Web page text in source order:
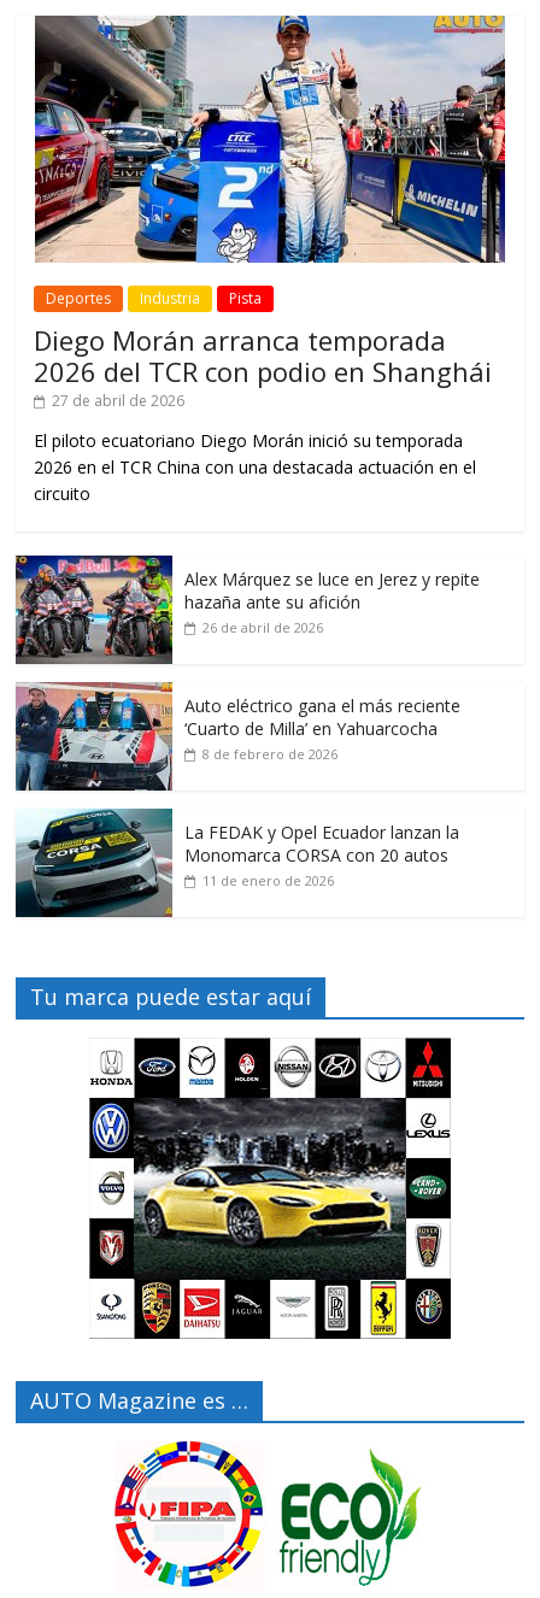
Deportes Industria Pista
Diego Morán arranca temporada
2026 del TCR con podio en Shanghái
27 de abril de 2026
El piloto ecuatoriano Diego Morán inició su temporada
2026 en el TCR China con una destacada actuación en el
circuito
Alex Márquez se luce en Jerez y repite
hazaña ante su afición
26 de abril de 2026
Auto eléctrico gana el más reciente
‘Cuarto de Milla’ en Yahuarcocha
8 de febrero de 2026
La FEDAK y Opel Ecuador lanzan la
Monomarca CORSA con 20 autos
11 de enero de 2026
Tu marca puede estar aquí
AUTO Magazine es …